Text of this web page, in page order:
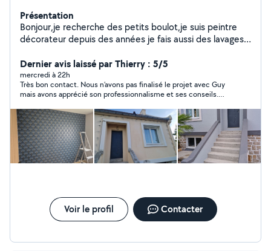
Présentation
Bonjour,je recherche des petits boulot,je suis peintre
décorateur depuis des années je fais aussi des lavages
mousse)traitement pierre hydrofuge contre l'humidité,je
fais aussi des petits boulots tonde la pelouse et un peu
de débroussaillement,je fais aussi du bricolage merci à
vous bonne journée.
Dernier avis laissé par Thierry : 5/5
mercredi à 22h
Très bon contact. Nous n’avons pas finalisé le projet avec Guy
mais avons apprécié son professionnalisme et ses conseils.
recontacter.
Voir le profil Contacter